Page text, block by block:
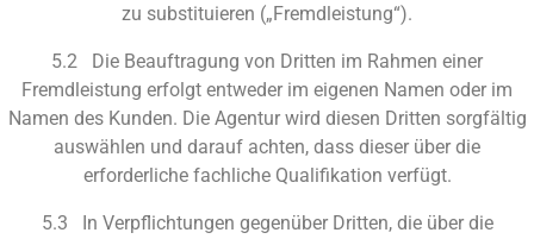
zu substituieren („Fremdleistung“).
5.2 Die Beauftragung von Dritten im Rahmen einer
Fremdleistung erfolgt entweder im eigenen Namen oder im
Namen des Kunden. Die Agentur wird diesen Dritten sorgfältig
auswählen und darauf achten, dass dieser über die
erforderliche fachliche Qualifikation verfügt.
5.3 In Verpflichtungen gegenüber Dritten, die über die